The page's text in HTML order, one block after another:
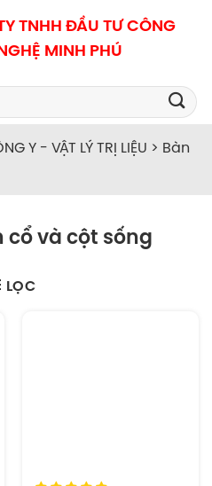
TNHH ĐẦU TƯ CÔNG
MINH PHÚ
Y - VẬT LÝ TRỊ LIỆU > Bàn
cổ và cột sống
LỌC